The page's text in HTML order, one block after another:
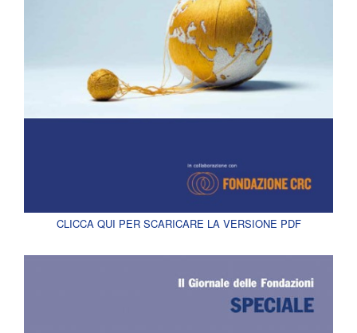
CLICCA QUI PER SCARICARE LA VERSIONE PDF